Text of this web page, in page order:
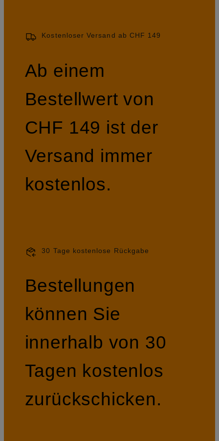
Kostenloser Versand ab CHF 149
Ab einem
Bestellwert von
CHF 149 ist der
Versand immer
kostenlos.
30 Tage kostenlose Rückgabe
Bestellungen
können Sie
innerhalb von 30
Tagen kostenlos
zurückschicken.